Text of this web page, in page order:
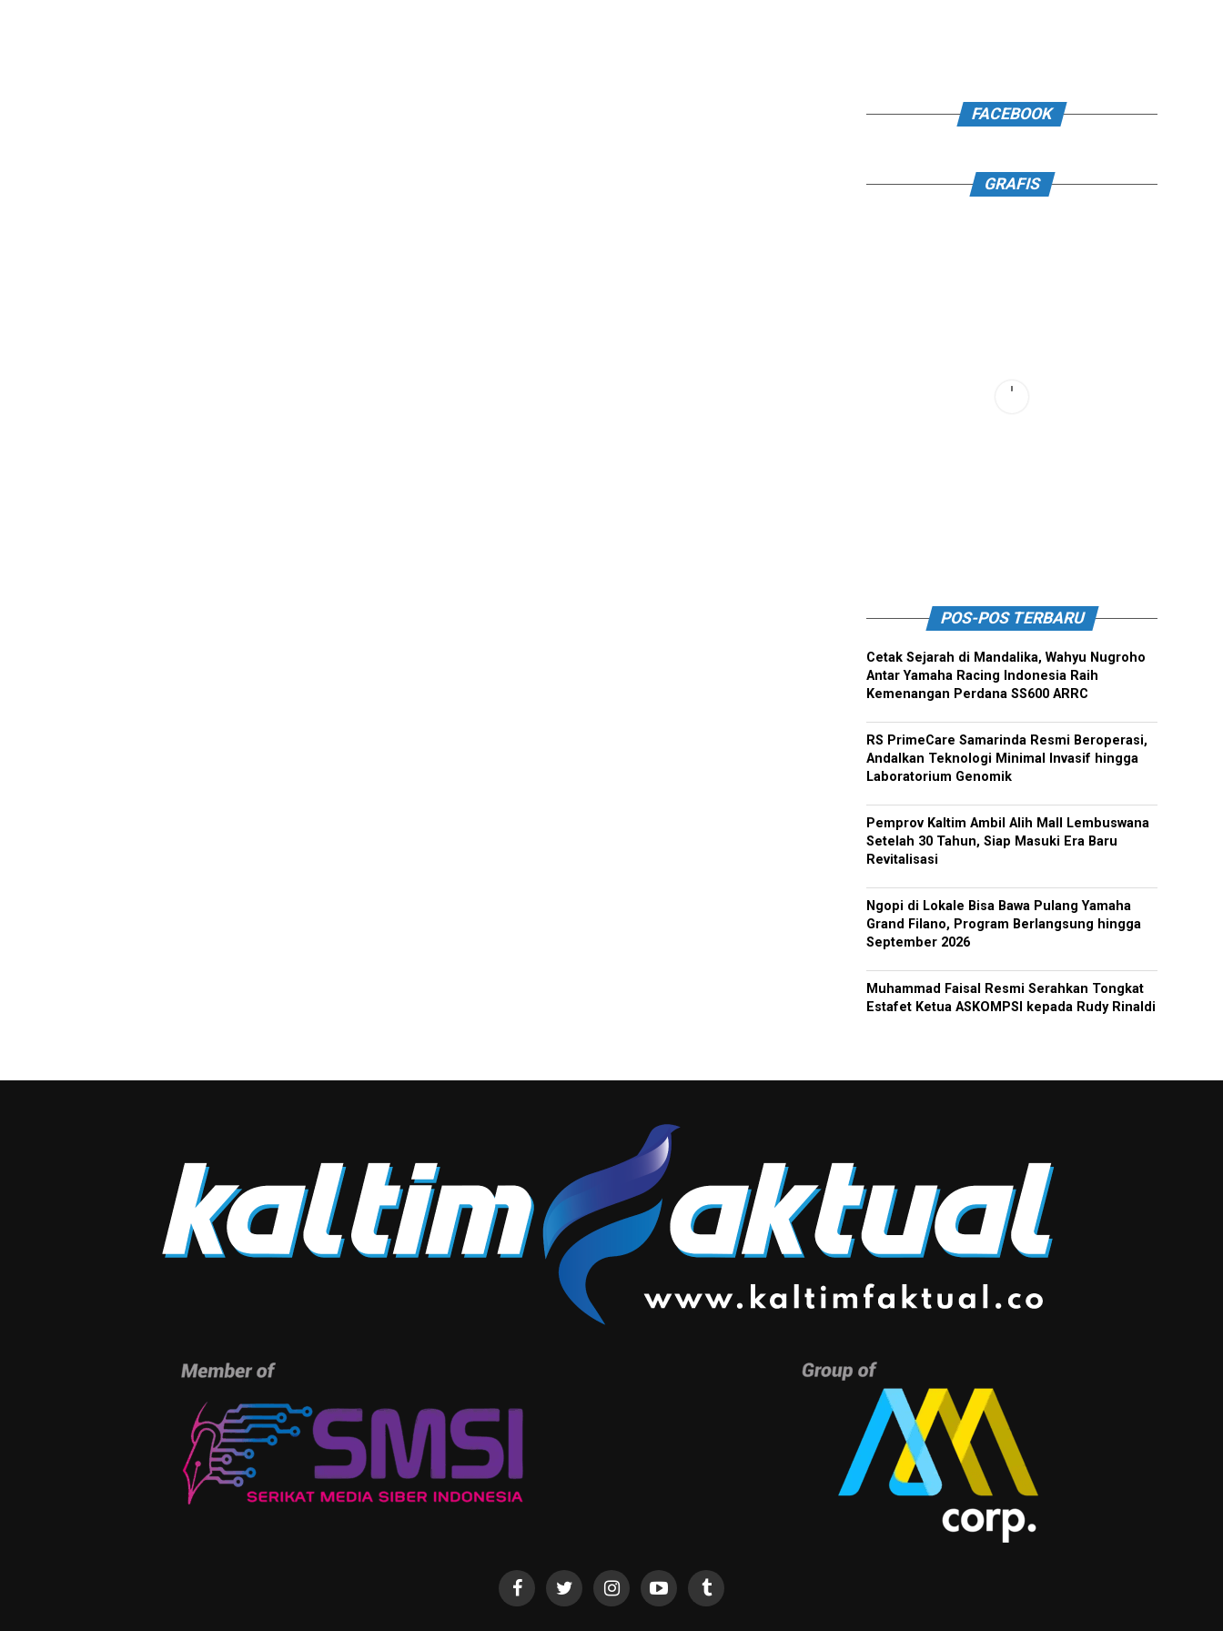
FACEBOOK
GRAFIS
POS-POS TERBARU
Cetak Sejarah di Mandalika, Wahyu Nugroho
Antar Yamaha Racing Indonesia Raih
Kemenangan Perdana SS600 ARRC
RS PrimeCare Samarinda Resmi Beroperasi,
Andalkan Teknologi Minimal Invasif hingga
Laboratorium Genomik
Pemprov Kaltim Ambil Alih Mall Lembuswana
Setelah 30 Tahun, Siap Masuki Era Baru
Revitalisasi
Ngopi di Lokale Bisa Bawa Pulang Yamaha
Grand Filano, Program Berlangsung hingga
September 2026
Muhammad Faisal Resmi Serahkan Tongkat
Estafet Ketua ASKOMPSI kepada Rudy Rinaldi